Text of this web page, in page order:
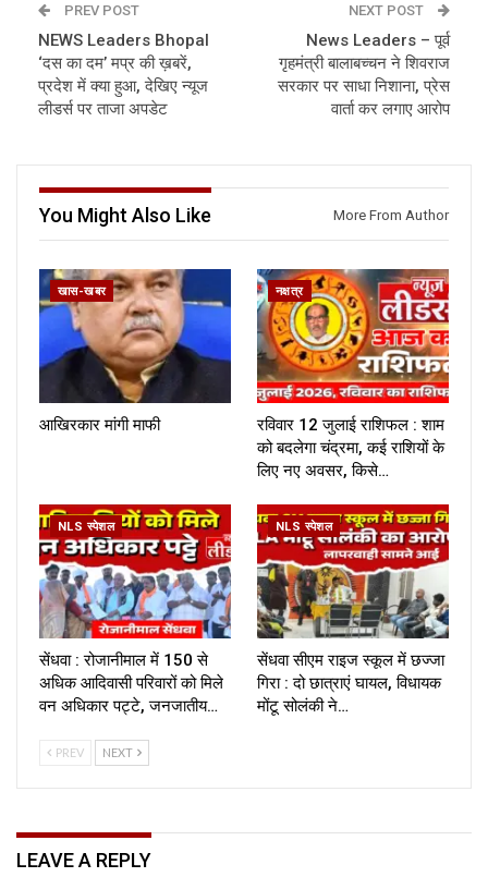
PREV POST
NEWS Leaders Bhopal
‘दस का दम’ मप्र की ख़बरें,
प्रदेश में क्या हुआ, देखिए न्यूज
लीडर्स पर ताजा अपडेट
NEXT POST
News Leaders – पूर्व
गृहमंत्री बालाबच्चन ने शिवराज
सरकार पर साधा निशाना, प्रेस
वार्ता कर लगाए आरोप
You Might Also Like More From Author
खास-खबर
आखिरकार मांगी माफी
नक्षत्र
रविवार 12 जुलाई राशिफल : शाम
को बदलेगा चंद्रमा, कई राशियों के
लिए नए अवसर, किसे…
NLS स्पेशल
सेंधवा : रोजानीमाल में 150 से
अधिक आदिवासी परिवारों को मिले
वन अधिकार पट्टे, जनजातीय…
NLS स्पेशल
सेंधवा सीएम राइज स्कूल में छज्जा
गिरा : दो छात्राएं घायल, विधायक
मोंटू सोलंकी ने…
PREV NEXT
LEAVE A REPLY